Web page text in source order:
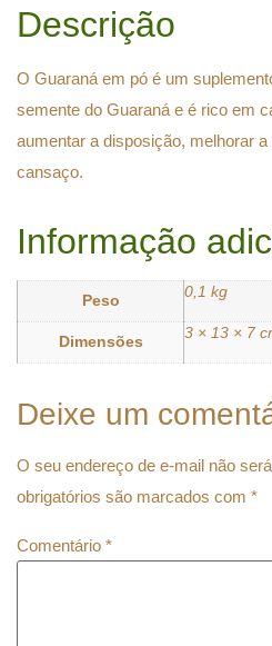
Descrição
O Guaraná em pó é um
semente do Guaraná e é rico em
aumentar a disposição, melhorar
cansaço.
Informação
Peso
0,1 kg
Dimensões
3 × 13 × 7
Deixe um
O seu endereço de e-mail não
obrigatórios são marcados com *
Comentário *